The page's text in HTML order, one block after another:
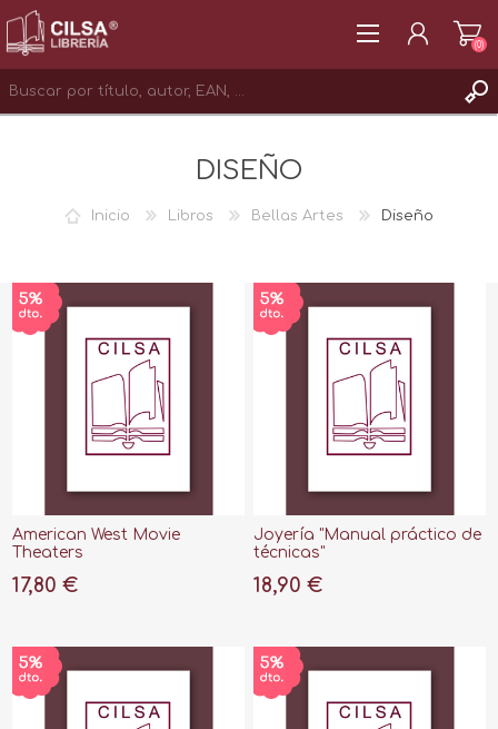
(0)
DISEÑO
Inicio Libros Bellas Artes Diseño
American West Movie
Theaters
17,80 €
Joyería "Manual práctico de
técnicas"
18,90 €